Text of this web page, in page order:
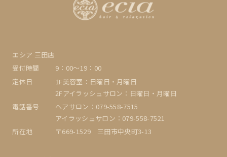
エシア 三田店
受付時間
9：00〜19：00
定休日
1F美容室：日曜日・月曜日
2Fアイラッシュサロン：日曜日・月曜日
電話番号
ヘアサロン：079-558-7515
アイラッシュサロン：079-558-7521
所在地
〒669-1529 三田市中央町3-13